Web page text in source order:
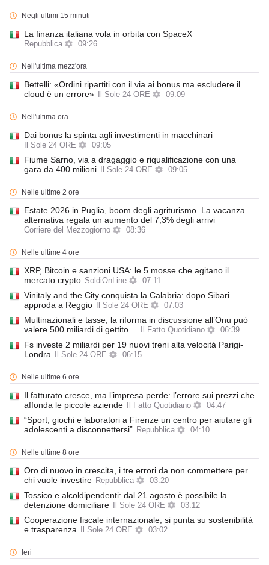
Negli ultimi 15 minuti
La finanza italiana vola in orbita con SpaceX
Repubblica 09:26
Nell'ultima mezz'ora
Bettelli: «Ordini ripartiti con il via ai bonus ma escludere il
cloud è un errore»
Il Sole 24 ORE 09:09
Nell'ultima ora
Dai bonus la spinta agli investimenti in macchinari
Il Sole 24 ORE 09:05
Fiume Sarno, via a dragaggio e riqualificazione con una
gara da 400 milioni
Il Sole 24 ORE 09:05
Nelle ultime 2 ore
Estate 2026 in Puglia, boom degli agriturismo. La vacanza
alternativa regala un aumento del 7,3% degli arrivi
Corriere del Mezzogiorno 08:36
Nelle ultime 4 ore
XRP, Bitcoin e sanzioni USA: le 5 mosse che agitano il
mercato crypto SoldiOnLine 07:11
Vinitaly and the City conquista la Calabria: dopo Sibari
approda a Reggio
Il Sole 24 ORE 07:03
Multinazionali e tasse, la riforma in discussione all’Onu può
valere 500 miliardi di gettito…
Il Fatto Quotidiano 06:39
Fs investe 2 miliardi per 19 nuovi treni alta velocità Parigi-
Londra
Il Sole 24 ORE 06:15
Nelle ultime 6 ore
Il fatturato cresce, ma l’impresa perde: l’errore sui prezzi che
affonda le piccole aziende
Il Fatto Quotidiano 04:47
“Sport, giochi e laboratori a Firenze un centro per aiutare gli
adolescenti a disconnettersi” Repubblica 04:10
Nelle ultime 8 ore
Oro di nuovo in crescita, i tre errori da non commettere per
chi vuole investire Repubblica 03:20
Tossico e alcoldipendenti: dal 21 agosto è possibile la
detenzione domiciliare
Il Sole 24 ORE 03:12
Cooperazione fiscale internazionale, si punta su sostenibilità
e trasparenza
Il Sole 24 ORE 03:02
Ieri